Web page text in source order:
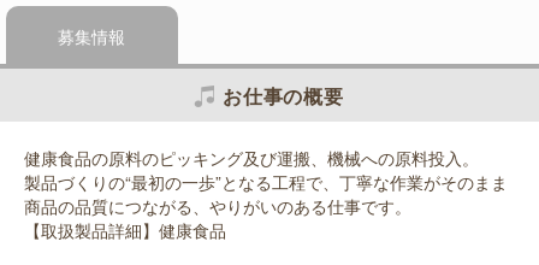
募集情報
お仕事の概要
健康食品の原料のピッキング及び運搬、機械への原料投入。
製品づくりの“最初の一歩”となる工程で、丁寧な作業がそのまま
商品の品質につながる、やりがいのある仕事です。
【取扱製品詳細】健康食品